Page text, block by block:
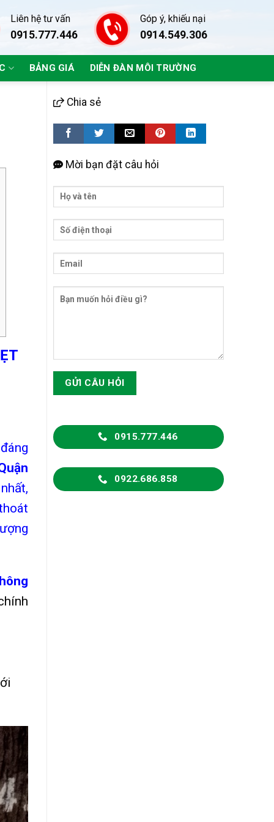
Liên hệ tư vấn
0915.777.446
Góp ý, khiếu nại
0914.549.306
BẢNG GIÁ DIỄN ĐÀN MÔI TRƯỜNG
Chia sẻ
Mời bạn đặt câu hỏi
0915.777.446
0922.686.858